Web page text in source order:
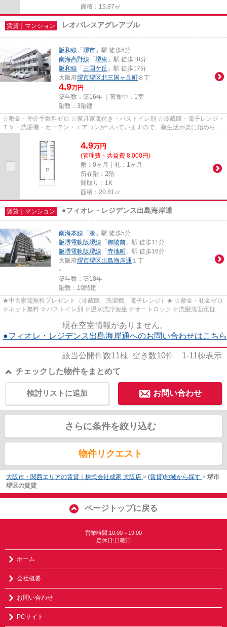
面積：19.87㎡
賃貸｜マンション レオパレスアグレアブル
阪和線 「 堺市 」駅 徒歩6分
南海高野線 「 堺東 」駅 徒歩18分
阪和線 「 三国ケ丘 」駅 徒歩17分
大阪府堺市堺区北三国ヶ丘町 ８丁
4.9万円
築年数：築16年 ｜募集中： 1室
階数：3階建
☆敷金・仲介手数料ゼロ ☆家具家電付き・バストイレ別 ☆冷蔵庫・電子レンジ・
ＴＶ・洗濯機・カーテン・エアコンがついていますので、新生活が楽に始められ
4.9万円
(管理費・共益費 8,000円)
敷：0ヶ月｜礼：1ヶ月
所在階：2階
間取り：1K
面積：20.81㎡
賃貸｜マンション ●フィオレ・レジデンス出島海岸通
南海本線 「 湊 」駅 徒歩5分
阪堺電軌阪堺線 「 御陵前 」駅 徒歩11分
阪堺電軌阪堺線 「 寺地町 」駅 徒歩16分
大阪府堺市堺区出島海岸通 １丁
-
築年数：築18年
階数：10階建
★中古家電無料プレゼント（冷蔵庫、洗濯機、電子レンジ）★ ☆敷金・礼金ゼロ
☆ネット無料 ☆バストイレ別 ☆温水洗浄便座 ☆オートロック ☆洗髪洗面化粧台
現在空室情報がありません。
●フィオレ・レジデンス出島海岸通へのお問い合わせはこちら
該当公開件数11棟 空き数10件 1-11棟表示
チェックした物件をまとめて
お問い合わせ
検討リストに追加
さらに条件を絞り込む
物件リクエスト
大阪市・関西エリアの賃貸｜株式会社成家 大阪店 > (賃貸)地域から探す > 堺市
堺区の賃貸
ページトップに戻る
営業時間:10:00～19:00
定休日:日曜日
ホーム
会社概要
お問い合わせ
PCサイト